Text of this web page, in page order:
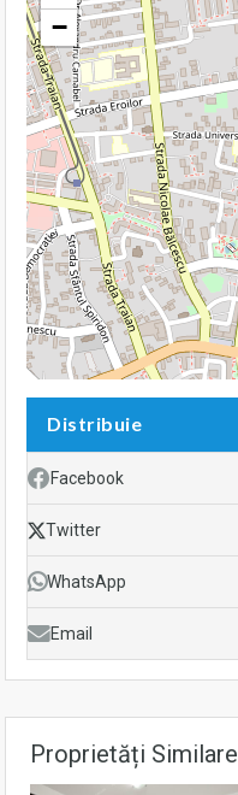
−
Distribuie
Facebook
Twitter
WhatsApp
Email
Proprietăți Similare